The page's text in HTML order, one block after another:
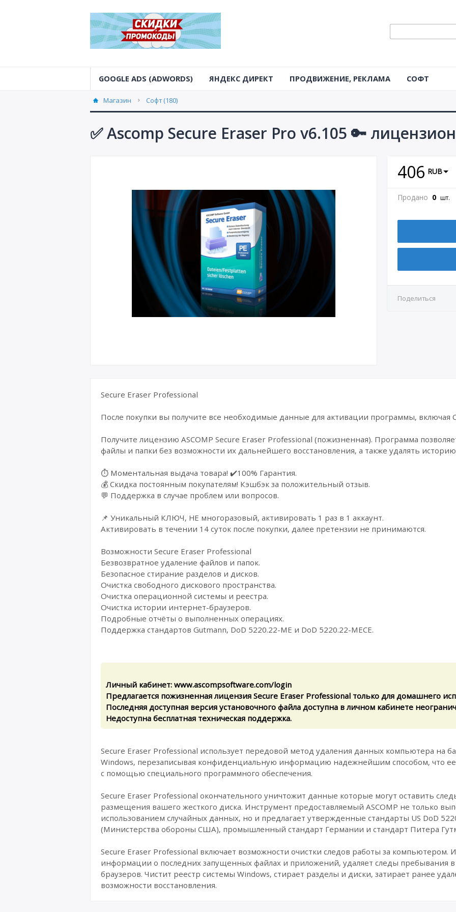
GOOGLE ADS (ADWORDS) ЯНДЕКС ДИРЕКТ ПРОДВИЖЕНИЕ, РЕКЛАМА СОФТ
Магазин Софт (180)
✅ Ascomp Secure Eraser Pro v6.105 🔑
406 RUB
Продано 0 шт.
Поделиться
Secure Eraser Professional
После покупки вы получите все необходимые данные для активации программы, включая
Получите лицензию ASCOMP Secure Eraser Professional (пожизненная). Программа
файлы и папки без возможности их дальнейшего восстановления, а также удалять
⏱️ Моментальная выдача товара! ✔️100% Гарантия.
💰 Cкидка постоянным покупателям! Кэшбэк за положительный отзыв.
💬 Поддержка в случае проблем или вопросов.
📌 Уникальный КЛЮЧ, НЕ многоразовый, активировать 1 раз в 1 аккаунт.
Активировать в течении 14 суток после покупки, далее претензии не принимаются.
Возможности Secure Eraser Professional
Безвозвратное удаление файлов и папок.
Безопасное стирание разделов и дисков.
Очистка свободного дискового пространства.
Очистка операционной системы и реестра.
Очистка истории интернет-браузеров.
Подробные отчёты о выполненных операциях.
Поддержка стандартов Gutmann, DoD 5220.22-ME и DoD 5220.22-MECE.
Личный кабинет: www.ascompsoftware.com/login
Предлагается пожизненная лицензия Secure Eraser Professional только для домашнего
Последняя доступная версия установочного файла доступна в личном кабинете
Недоступна бесплатная техническая поддержка.
Secure Eraser Professional использует передовой метод удаления данных компьютера на
Windows, перезаписывая конфиденциальную информацию надежнейшим способом, что
с помощью специального программного обеспечения.
Secure Eraser Professional окончательного уничтожит данные которые могут оставить
размещения вашего жесткого диска. Инструмент предоставляемый ASCOMP не только
использованием случайных данных, но и предлагает утвержденные стандарты US DoD
(Министерства обороны США), промышленный стандарт Германии и стандарт Питера
Secure Eraser Professional включает возможности очистки следов работы за компьютером.
информации о последних запущенных файлах и приложений, удаляет следы пребывания
браузеров. Чистит реестр системы Windows, стирает разделы и диски, затирает ранее
возможности восстановления.